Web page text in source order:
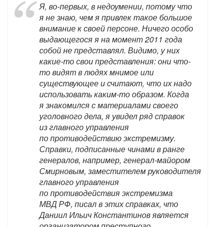
Я, во-первых, в недоумении, потому что
я не знаю, чем я привлек такое большое
внимание к своей персоне. Ничего особо
выдающегося я на момент 2011 года
собой не представлял. Видимо, у них
какие-то свои представления: они что-
то видят в людях мнимое или
существующее и считают, что их надо
использовать каким-то образом. Когда
я знакомился с материалами своего
уголовного дела, я увидел ряд справок
из главного управления
по противодействию экстремизму.
Справки, подписанные чинами в ранге
генералов, например, генерал-майором
Смирновым, заместителем руководителя
главного управления
по противодействия экстремизма
МВД РФ, писал в этих справках, что
Даниил Ильич Константинов является